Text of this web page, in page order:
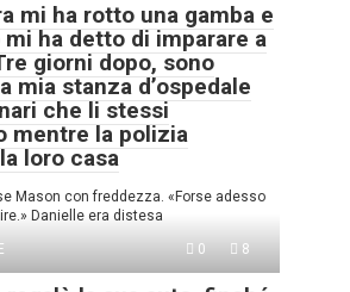
mi ha rotto una gamba e
ha detto di imparare a
giorni dopo, sono
mia stanza d’ospedale
che li stessi
mentre la polizia
loro casa
Mason con freddezza. «Forse adesso
Danielle era distesa
0 8